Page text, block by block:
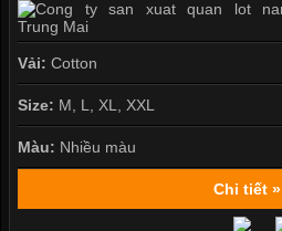
Vải: Cotton
Size: M, L, XL, XXL
Màu: Nhiều màu
Chi tiết »